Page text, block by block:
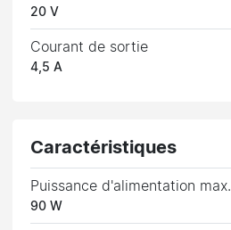
20 V
Courant de sortie
4,5 A
Caractéristiques
Puissance d'alimentation max.
90 W